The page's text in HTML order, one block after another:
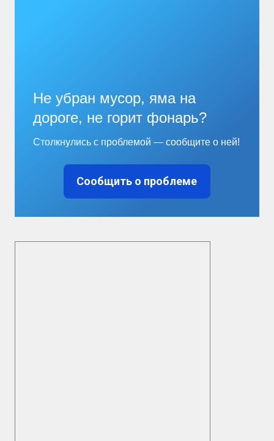
Не убран мусор, яма на
дороге, не горит фонарь?
Столкнулись с проблемой — сообщите о ней!
Сообщить о проблеме